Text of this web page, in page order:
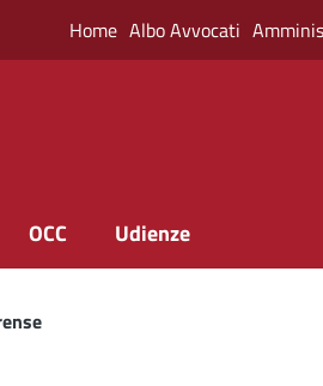
Home Albo Avvocati
OCC Udienze